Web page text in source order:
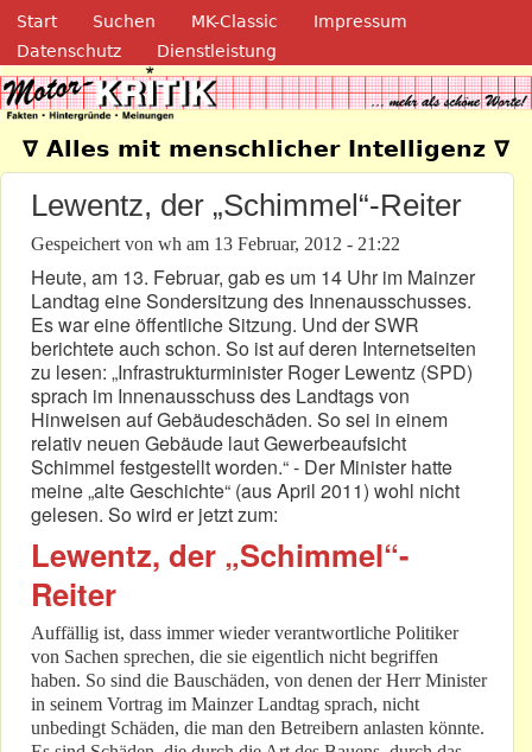
Direkt zum Inhalt
Navigation
Start Suchen MK-Classic
Impressum
Datenschutz
Dienstleistung
Motor-Kritik.de
∇ Alles mit menschlicher Intelligenz ∇
Lewentz, der „Schimmel“-Reiter
Gespeichert von wh am 13 Februar, 2012 - 21:22
Heute, am 13. Februar, gab es um 14 Uhr im Mainzer
Landtag eine Sondersitzung des Innenausschusses.
Es war eine öffentliche Sitzung. Und der SWR
berichtete auch schon. So ist auf deren Internetseiten
zu lesen: „Infrastrukturminister Roger Lewentz (SPD)
sprach im Innenausschuss des Landtags von
Hinweisen auf Gebäudeschäden. So sei in einem
relativ neuen Gebäude laut Gewerbeaufsicht
Schimmel festgestellt worden.“ - Der Minister hatte
meine „alte Geschichte“ (aus April 2011) wohl nicht
gelesen. So wird er jetzt zum:
Lewentz, der „Schimmel“-
Reiter
Auffällig ist, dass immer wieder verantwortliche Politiker
von Sachen sprechen, die sie eigentlich nicht begriffen
haben. So sind die Bauschäden, von denen der Herr Minister
in seinem Vortrag im Mainzer Landtag sprach, nicht
unbedingt Schäden, die man den Betreibern anlasten könnte.